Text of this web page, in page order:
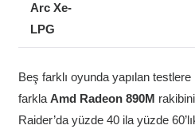
Arc Xe-
LPG
Beş farklı oyunda yapılan testlere
farkla Amd Radeon 890M
Raider’da yüzde 40 ila yüzde